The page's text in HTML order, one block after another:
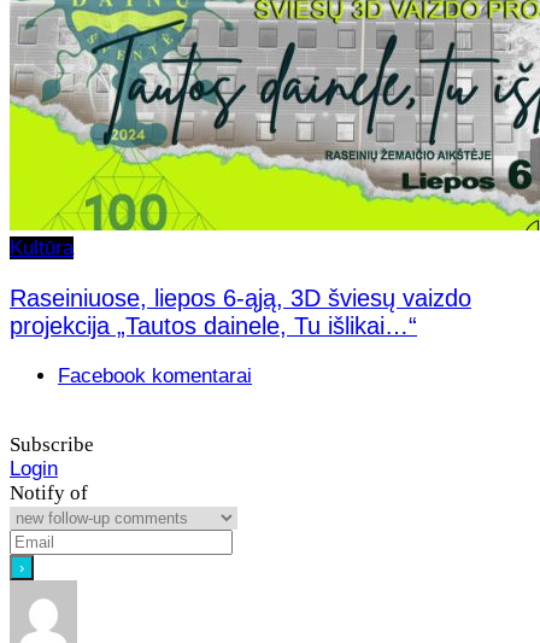
Kultūra
Raseiniuose, liepos 6-ąją, 3D šviesų vaizdo
projekcija „Tautos dainele, Tu išlikai…“
Facebook komentarai
Subscribe
Login
Notify of